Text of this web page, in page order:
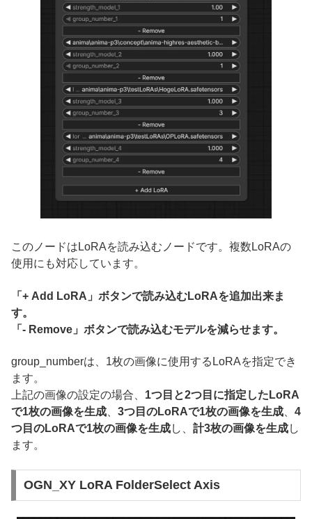
このノードはLoRAを読み込むノードです。複数LoRAの
使用にも対応しています。
「+ Add LoRA」ボタンで読み込むLoRAを追加出来ま
す。
「- Remove」ボタンで読み込むモデルを減らせます。
group_numberは、1枚の画像に使用するLoRAを指定でき
ます。
上記の画像の設定の場合、 1つ目と2つ目に指定したLoRA
で1枚の画像を生成
3つ目のLoRAで1枚の画像を生成
4
つ目のLoRAで1枚の画像を生成し、 計3枚の画像を生成し
ます。
OGN_XY LoRA FolderSelect Axis